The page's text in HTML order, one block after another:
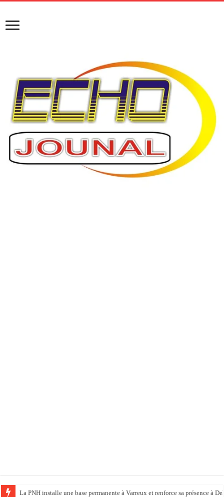
Haïti / Élections: KAPAB ferme la marche des inscriptions au CEP, la